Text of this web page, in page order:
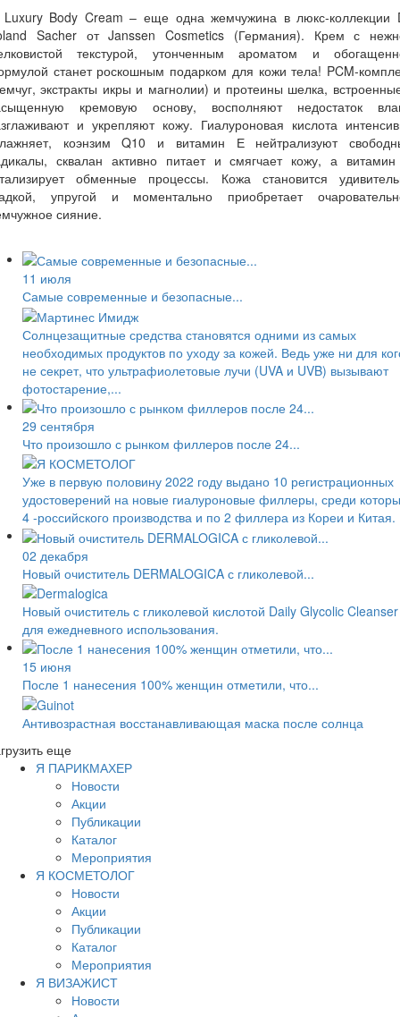
Body Cream – еще одна жемчужина в люкс-коллекции
Sacher от Janssen Cosmetics (Германия). Крем с
текстурой, утонченным ароматом и
станет роскошным подарком для кожи тела! PCM-
экстракты икры и магнолии) и протеины шелка,
кремовую основу, восполняют недостаток
и укрепляют кожу. Гиалуроновая кислота
коэнзим Q10 и витамин Е нейтрализуют
сквалан активно питает и смягчает кожу, а
обменные процессы. Кожа становится
упругой и моментально приобретает
сияние.
11 июля
Самые современные и безопасные...
Солнцезащитные средства становятся одними из самых
необходимых продуктов по уходу за кожей. Ведь уже ни для
не секрет, что ультрафиолетовые лучи (UVA и UVB) вызывают
фотостарение,...
29 сентября
Что произошло с рынком филлеров после 24...
Уже в первую половину 2022 году выдано 10 регистрационных
удостоверений на новые гиалуроновые филлеры, среди
4 -российского производства и по 2 филлера из Кореи и Китая.
02 декабря
Новый очиститель DERMALOGICA с гликолевой...
Новый очиститель с гликолевой кислотой Daily Glycolic Cleanser
для ежедневного использования.
15 июня
После 1 нанесения 100% женщин отметили, что...
Антивозрастная восстанавливающая маска после солнца
еще
Я ПАРИКМАХЕР
Новости
Акции
Публикации
Каталог
Мероприятия
Я КОСМЕТОЛОГ
Новости
Акции
Публикации
Каталог
Мероприятия
Я ВИЗАЖИСТ
Новости